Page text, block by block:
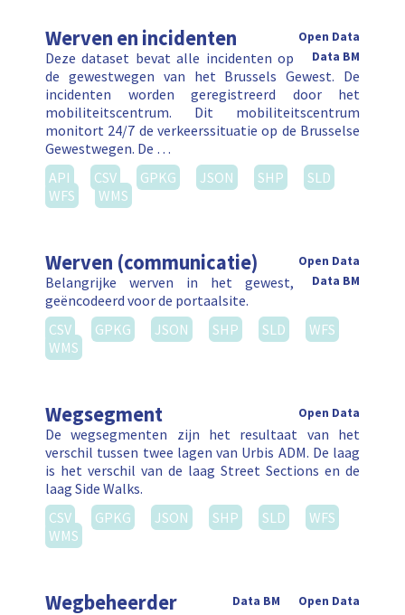
Werven en incidenten
Open Data
Data BM
Deze dataset bevat alle incidenten op
de gewestwegen van het Brussels Gewest. De
incidenten worden geregistreerd door het
mobiliteitscentrum. Dit mobiliteitscentrum
monitort 24/7 de verkeerssituatie op de Brusselse
Gewestwegen. De …
API
CSV GPKG JSON SHP
SLD
WFS
WMS
Werven (communicatie)
Open Data
Data BM
Belangrijke werven in het gewest,
geëncodeerd voor de portaalsite.
CSV
GPKG JSON SHP SLD
WFS
WMS
Wegsegment Open Data
De wegsegmenten zijn het resultaat van het
verschil tussen twee lagen van Urbis ADM. De laag
is het verschil van de laag Street Sections en de
laag Side Walks.
CSV
GPKG JSON SHP SLD
WFS
WMS
Wegbeheerder Open Data
Data BM